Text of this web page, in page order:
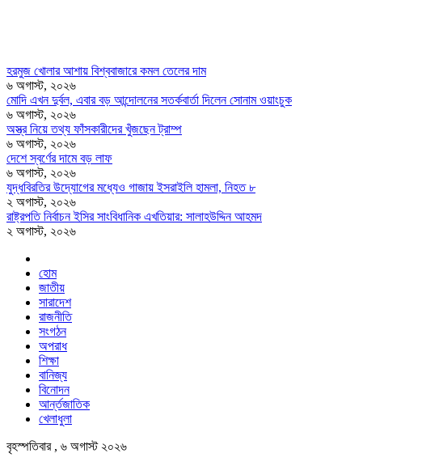
হরমুজ খোলার আশায় বিশ্ববাজারে কমল তেলের দাম
৬ অগাস্ট, ২০২৬
মোদি এখন দুর্বল, এবার বড় আন্দোলনের সতর্কবার্তা দিলেন সোনাম ওয়াংচুক
৬ অগাস্ট, ২০২৬
অস্ত্র নিয়ে তথ্য ফাঁসকারীদের খুঁজছেন ট্রাম্প
৬ অগাস্ট, ২০২৬
দেশে স্বর্ণের দামে বড় লাফ
৬ অগাস্ট, ২০২৬
যুদ্ধবিরতির উদ্যোগের মধ্যেও গাজায় ইসরাইলি হামলা, নিহত ৮
২ অগাস্ট, ২০২৬
রাষ্ট্রপতি নির্বাচন ইসির সাংবিধানিক এখতিয়ার: সালাহউদ্দিন আহমদ
২ অগাস্ট, ২০২৬
হোম
জাতীয়
সারাদেশ
রাজনীতি
সংগঠন
অপরাধ
শিক্ষা
বানিজ্য
বিনোদন
আর্ন্তজাতিক
খেলাধুলা
বৃহস্পতিবার , ৬ অগাস্ট ২০২৬